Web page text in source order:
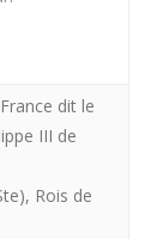
dit le
III de
, Rois de